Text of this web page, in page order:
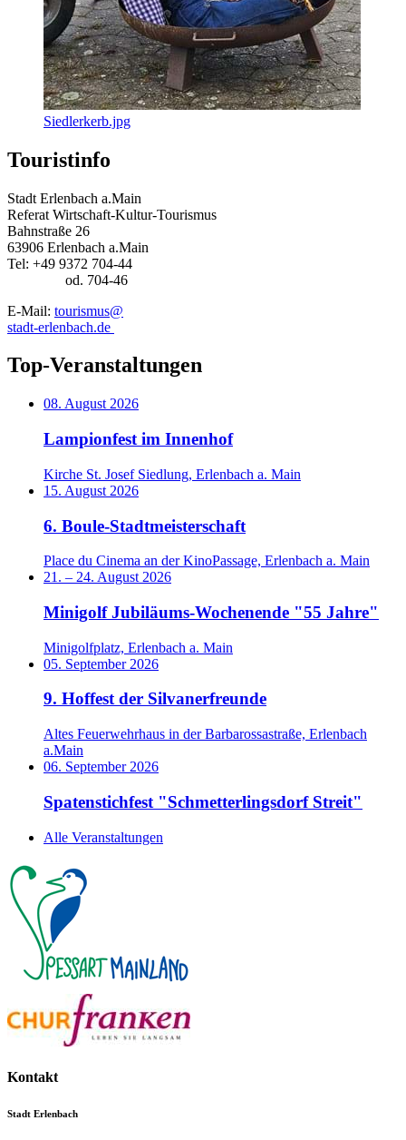
Siedlerkerb.jpg
Touristinfo
Stadt Erlenbach a.Main
Referat Wirtschaft-Kultur-Tourismus
Bahnstraße 26
63906 Erlenbach a.Main
Tel: +49 9372 704-44
od. 704-46
E-Mail: tourismus@
stadt-erlenbach.de
Top-Veranstaltungen
08. August 2026
Lampionfest im Innenhof
Kirche St. Josef Siedlung, Erlenbach a. Main
15. August 2026
6. Boule-Stadtmeisterschaft
Place du Cinema an der KinoPassage, Erlenbach a. Main
21. – 24. August 2026
Minigolf Jubiläums-Wochenende "55 Jahre"
Minigolfplatz, Erlenbach a. Main
05. September 2026
9. Hoffest der Silvanerfreunde
Altes Feuerwehrhaus in der Barbarossastraße, Erlenbach
a.Main
06. September 2026
Spatenstichfest "Schmetterlingsdorf Streit"
Alle Veranstaltungen
Kontakt
Stadt Erlenbach